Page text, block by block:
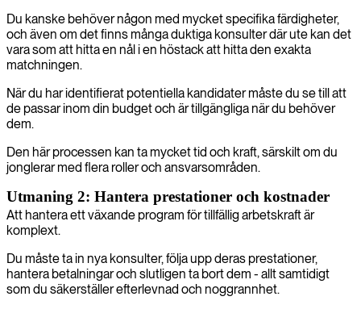
Du kanske behöver någon med mycket specifika färdigheter,
och även om det finns många duktiga konsulter där ute kan det
vara som att hitta en nål i en höstack att hitta den exakta
matchningen.
När du har identifierat potentiella kandidater måste du se till att
de passar inom din budget och är tillgängliga när du behöver
dem.
Den här processen kan ta mycket tid och kraft, särskilt om du
jonglerar med flera roller och ansvarsområden.
Utmaning 2: Hantera prestationer och kostnader
Att hantera ett växande program för tillfällig arbetskraft är
komplext.
Du måste ta in nya konsulter, följa upp deras prestationer,
hantera betalningar och slutligen ta bort dem - allt samtidigt
som du säkerställer efterlevnad och noggrannhet.